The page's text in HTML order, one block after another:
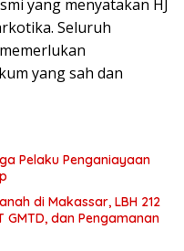
yang menyatakan HJ
Seluruh
yang sah dan
Pelaku Penganiayaan
di Makassar, LBH 212
GMTD, dan Pengamanan